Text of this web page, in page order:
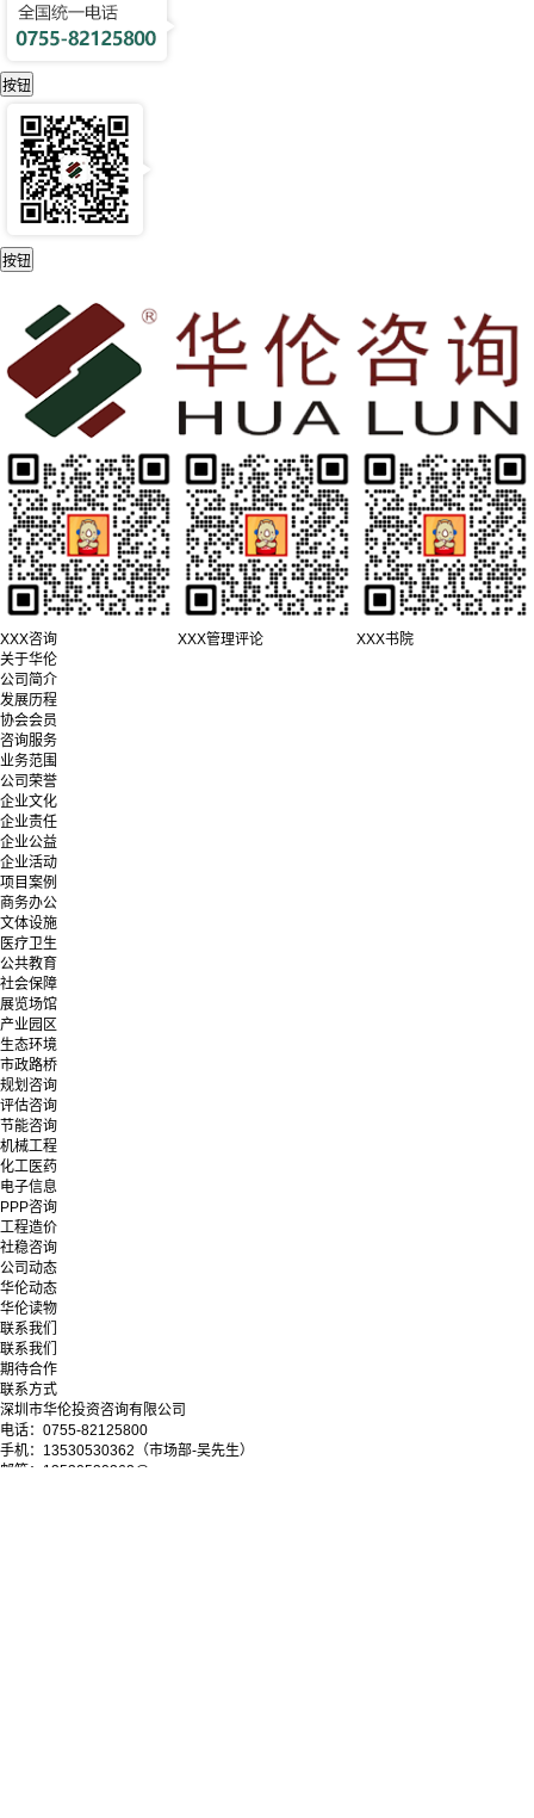
XXX咨询 XXX管理评论
XXX书院
关于华伦
公司简介
发展历程
协会会员
咨询服务
业务范围
公司荣誉
企业文化
企业责任
企业公益
企业活动
项目案例
商务办公
文体设施
医疗卫生
公共教育
社会保障
展览场馆
产业园区
生态环境
市政路桥
规划咨询
评估咨询
节能咨询
机械工程
化工医药
电子信息
PPP咨询
工程造价
社稳咨询
公司动态
华伦动态
华伦读物
联系我们
联系我们
期待合作
联系方式
深圳市华伦投资咨询有限公司
电话：0755-82125800
手机：13530530362（市场部-吴先生）
邮箱：13530530362@qq.com